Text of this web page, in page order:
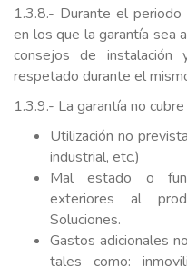
1.3.8.- Durante el
en los que la garantía sea
consejos de instalación
respetado durante el
1.3.9.- La garantía no
Utilización no
industrial, etc.)
Mal estado o
exteriores al
Soluciones.
Gastos adicionales
tales como: